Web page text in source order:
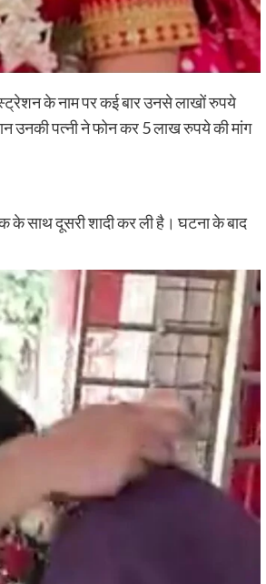
के नाम पर कई बार उनसे लाखों रुपये
उनकी पत्नी ने फोन कर 5 लाख रुपये की मांग
के साथ दूसरी शादी कर ली है। घटना के बाद
Crime News
में बंद पड़े घर का ताला तोड़कर ₹2.50
नकद समेत करीब ₹18 लाख के गहनों की
स्क्वायड की मदद से जांच में जुटी हरनौत
थाना क्षेत्र के रूपसपुर गांव के वार्ड संख्या-16 स्थित मुशहरी
में शनिवार की सुबह उस समय हड़कंप मच गया, जब एक बंद
More